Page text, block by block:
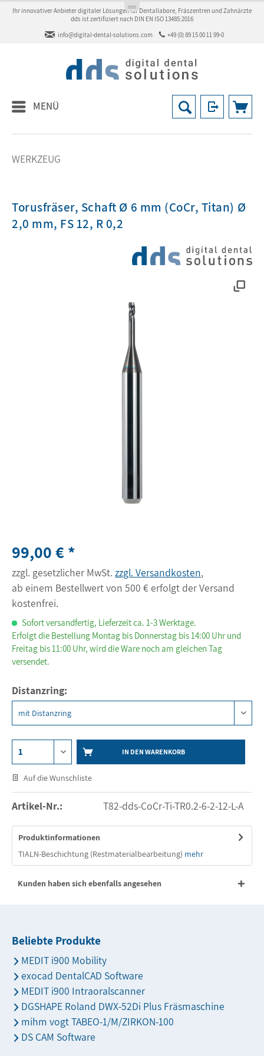
Ihr innovativer Anbieter digitaler Lösungen für Dentallabore, Fräszentren und Zahnärzte
dds ist zertifiziert nach DIN EN ISO 13485:2016
info@digital-dental-solutions.com
+49 (0) 89 15 00 11 99-0
MENÜ
WERKZEUG
Torusfräser, Schaft Ø 6 mm (CoCr, Titan) Ø
2,0 mm, FS 12, R 0,2
99,00 € *
zzgl. gesetzlicher MwSt. zzgl. Versandkosten,
ab einem Bestellwert von 500 € erfolgt der Versand
kostenfrei.
Sofort versandfertig, Lieferzeit ca. 1-3 Werktage.
Erfolgt die Bestellung Montag bis Donnerstag bis 14:00 Uhr und
Freitag bis 11:00 Uhr, wird die Ware noch am gleichen Tag
versendet.
Distanzring:
IN DEN WARENKORB
Auf die Wunschliste
Artikel-Nr.: T82-dds-CoCr-Ti-TR0.2-6-2-12-L-A
Produktinformationen
TIALN-Beschichtung (Restmaterialbearbeitung) mehr
Kunden haben sich ebenfalls angesehen
Beliebte Produkte
MEDIT i900 Mobility
exocad DentalCAD Software
MEDIT i900 Intraoralscanner
DGSHAPE Roland DWX-52Di Plus Fräsmaschine
mihm vogt TABEO-1/M/ZIRKON-100
DS CAM Software